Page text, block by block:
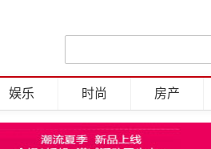
娱乐 时尚 房产